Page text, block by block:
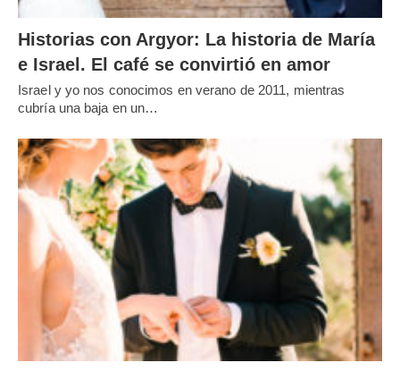
Historias con Argyor: La historia de María
e Israel. El café se convirtió en amor
Israel y yo nos conocimos en verano de 2011, mientras
cubría una baja en un…